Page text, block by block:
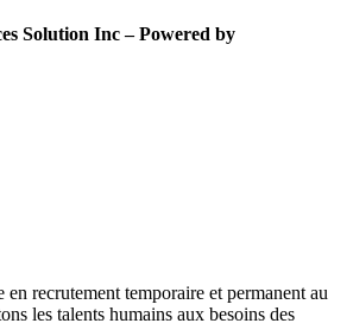
Solution Inc – Powered by
en recrutement temporaire et permanent au
les talents humains aux besoins des